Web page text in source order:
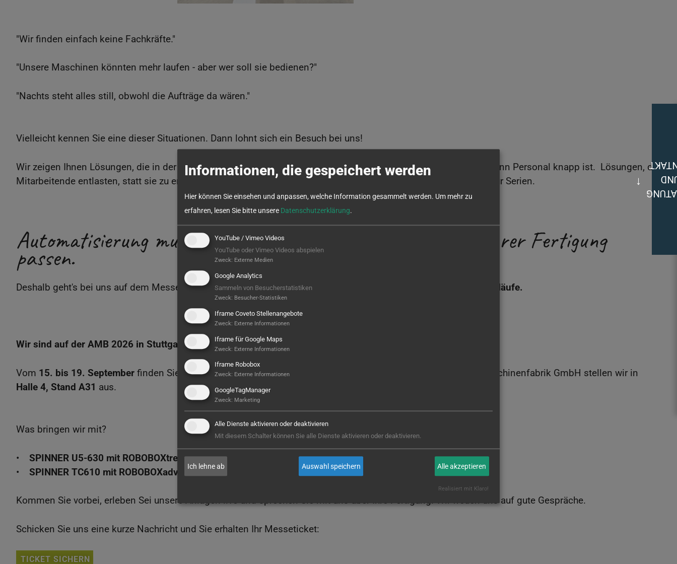
"Wir finden einfach keine Fachkräfte."
"Unsere Maschinen könnten mehr laufen - aber wer soll sie bedienen?"
"Nachts steht alles still, obwohl die Aufträge da wären."
Vielleicht kennen Sie eine dieser Situationen. Dann lohnt sich ein Besuch bei uns!
Wir zeigen Ihnen Lösungen, die in der Praxis funktionieren. Lösungen, mit denen Ihre Maschinen weiterlaufen, wenn Personal knapp ist. Lösungen, die
Mitarbeitende entlasten, statt sie zu ersetzen. Und Lösungen, die genauso gut für Losgröße 1 funktionieren wie für Serien.
Automatisierung muss nicht kompliziert sein. Sie muss zu Ihrer Fertigung
passen.
Deshalb geht's bei uns auf dem Messestand vor allem um Gespräche. U m Ihre Teile, Ihre Maschinen und Ihre Abläufe.
Wir sind auf der AMB 2026 in Stuttgart!
Vom 15. bis 19. September finden Sie uns auf der AMB in Stuttgart. Gemeinsam mit der SPINNER Werkzeugmaschinenfabrik GmbH stellen wir in
Halle 4, Stand A31 aus.
Was bringen wir mit?
• SPINNER U5-630 mit ROBOBOXtreme- vollautomatische Fertigung ab Losgröße 1
• SPINNER TC610 mit ROBOBOXadvanced- eine einfache Lösung für die automatische Be- und Entladung.
Kommen Sie vorbei, erleben Sei unsere Anlagen live und sprechen Sie mit uns über Ihre Fertigung. Wir freuen uns auf gute Gespräche.
Schicken Sie uns eine kurze Nachricht und Sie erhalten Ihr Messeticket:
TICKET SICHERN
Informationen, die gespeichert werden
Hier können Sie einsehen und anpassen, welche Information gesammelt werden. Um mehr zu
erfahren, lesen Sie bitte unsere Datenschutzerklärung.
YouTube / Vimeo Videos
YouTube oder Vimeo Videos abspielen
Zweck: Externe Medien
Google Analytics
Sammeln von Besucherstatistiken
Zweck: Besucher-Statistiken
Iframe Coveto Stellenangebote
Zweck: Externe Informationen
Iframe für Google Maps
Zweck: Externe Informationen
Iframe Robobox
Zweck: Externe Informationen
GoogleTagManager
Zweck: Marketing
Alle Dienste aktivieren oder deaktivieren
Mit diesem Schalter können Sie alle Dienste aktivieren oder deaktivieren.
Ich lehne ab Auswahl speichern Alle akzeptieren
Realisiert mit Klaro!